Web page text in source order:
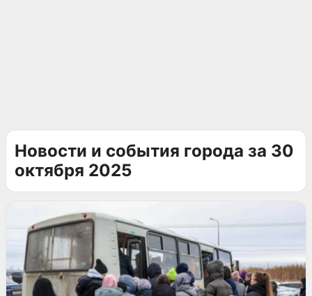
Новости и события города за 30
октября 2025